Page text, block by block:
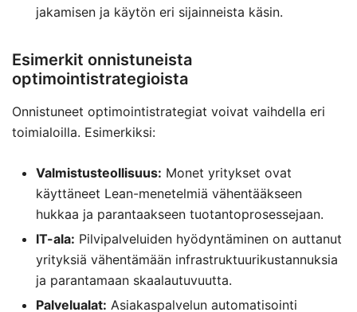
jakamisen ja käytön eri sijainneista käsin.
Esimerkit onnistuneista
optimointistrategioista
Onnistuneet optimointistrategiat voivat vaihdella eri
toimialoilla. Esimerkiksi:
Valmistusteollisuus: Monet yritykset ovat
käyttäneet Lean-menetelmiä vähentääkseen
hukkaa ja parantaakseen tuotantoprosessejaan.
IT-ala: Pilvipalveluiden hyödyntäminen on auttanut
yrityksiä vähentämään infrastruktuurikustannuksia
ja parantamaan skaalautuvuutta.
Palvelualat: Asiakaspalvelun automatisointi